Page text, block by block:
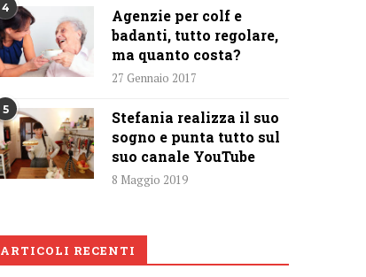
4
Agenzie per colf e
badanti, tutto regolare,
ma quanto costa?
27 Gennaio 2017
5
Stefania realizza il suo
sogno e punta tutto sul
suo canale YouTube
8 Maggio 2019
ARTICOLI RECENTI